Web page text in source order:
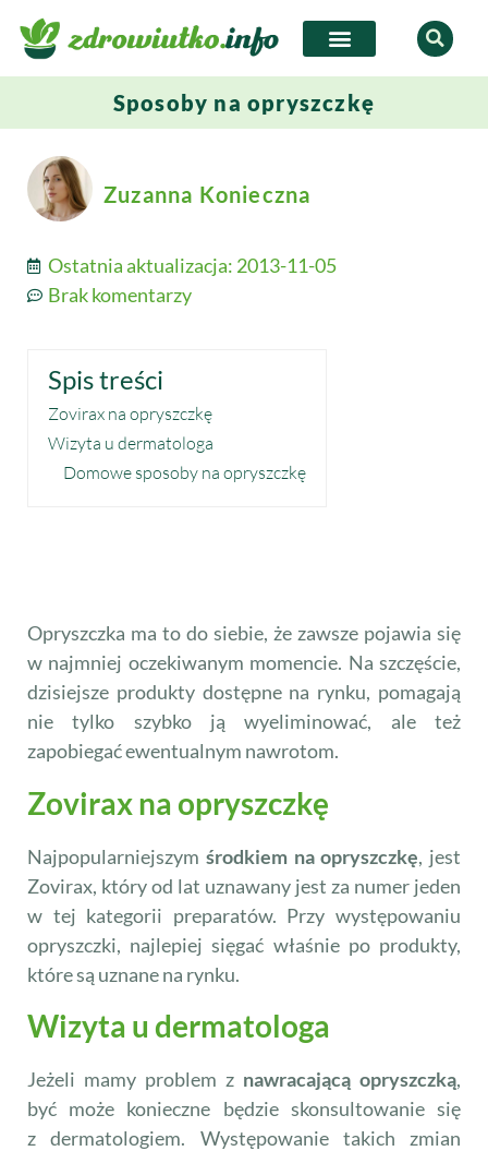
Sposoby na opryszczkę
Zuzanna Konieczna
Ostatnia aktualizacja: 2013-11-05
Brak komentarzy
Spis treści
Zovirax na opryszczkę
Wizyta u dermatologa
Domowe sposoby na opryszczkę
Opryszczka ma to do siebie, że zawsze pojawia się
w najmniej oczekiwanym momencie. Na szczęście,
dzisiejsze produkty dostępne na rynku, pomagają
nie tylko szybko ją wyeliminować, ale też
zapobiegać ewentualnym nawrotom.
Zovirax na opryszczkę
Najpopularniejszym środkiem na opryszczkę, jest
Zovirax, który od lat uznawany jest za numer jeden
w tej kategorii preparatów. Przy występowaniu
opryszczki, najlepiej sięgać właśnie po produkty,
które są uznane na rynku.
Wizyta u dermatologa
Jeżeli mamy problem z nawracającą opryszczką,
być może konieczne będzie skonsultowanie się
z dermatologiem. Występowanie takich zmian